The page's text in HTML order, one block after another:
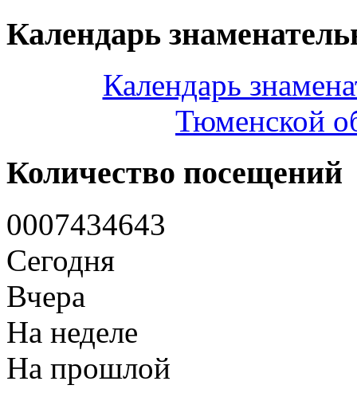
Календарь
Календарь
Тюменской
Количество посещений
0007434643
Сегодня
Вчера
На неделе
На прошлой